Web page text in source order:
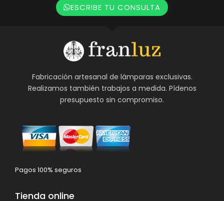
ESCRIBE TU CONSULTA
Fabricación artesanal de lámparas exclusivas.
Realizamos también trabajos a medida. Pídenos
presupuesto sin compromiso.
Pagos 100% seguros
Tienda online